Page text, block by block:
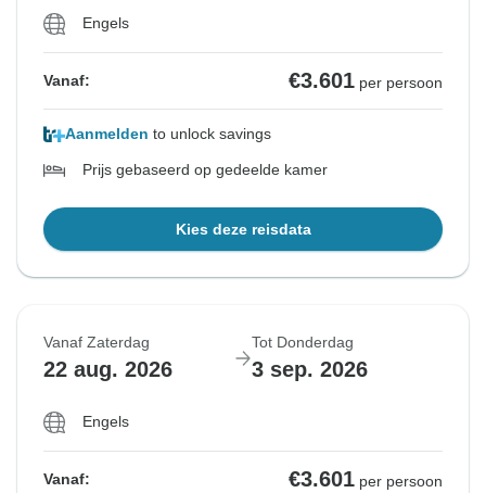
Engels
Vanaf: €3.601 per persoon
Aanmelden to unlock savings
Prijs gebaseerd op gedeelde kamer
Kies deze reisdata
Vanaf Zaterdag
22 aug. 2026
Tot Donderdag
3 sep. 2026
Engels
Vanaf: €3.601 per persoon